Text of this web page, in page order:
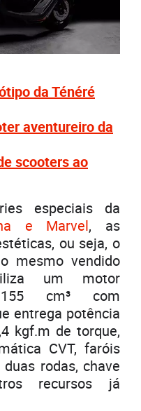
da Ténéré
aventureiro da
scooters ao
especiais da
e Marvel, as
ou seja, o
mesmo vendido
um motor
cm³ com
entrega potência
kgf.m de torque,
CVT, faróis
rodas, chave
recursos já